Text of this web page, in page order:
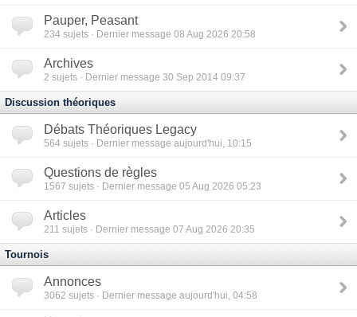
Pauper, Peasant
234 sujets · Dernier message 08 Aug 2026 20:58
Archives
2 sujets · Dernier message 30 Sep 2014 09:37
Discussion théoriques
Débats Théoriques Legacy
564 sujets · Dernier message aujourd'hui, 10:15
Questions de règles
1567 sujets · Dernier message 05 Aug 2026 05:23
Articles
211 sujets · Dernier message 07 Aug 2026 20:35
Tournois
Annonces
3062 sujets · Dernier message aujourd'hui, 04:58